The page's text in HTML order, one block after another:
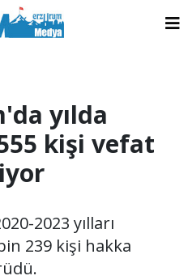
yılda
kişi vefat
2023 yılları
239 kişi hakka